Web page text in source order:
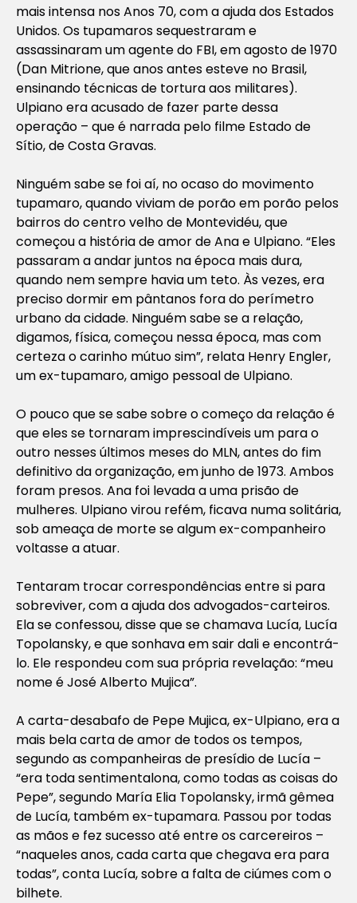
mais intensa nos Anos 70, com a ajuda dos Estados
Unidos. Os tupamaros sequestraram e
assassinaram um agente do FBI, em agosto de 1970
(Dan Mitrione, que anos antes esteve no Brasil,
ensinando técnicas de tortura aos militares).
Ulpiano era acusado de fazer parte dessa
operação – que é narrada pelo filme Estado de
Sítio, de Costa Gravas.
Ninguém sabe se foi aí, no ocaso do movimento
tupamaro, quando viviam de porão em porão pelos
bairros do centro velho de Montevidéu, que
começou a história de amor de Ana e Ulpiano. “Eles
passaram a andar juntos na época mais dura,
quando nem sempre havia um teto. Às vezes, era
preciso dormir em pântanos fora do perímetro
urbano da cidade. Ninguém sabe se a relação,
digamos, física, começou nessa época, mas com
certeza o carinho mútuo sim”, relata Henry Engler,
um ex-tupamaro, amigo pessoal de Ulpiano.
O pouco que se sabe sobre o começo da relação é
que eles se tornaram imprescindíveis um para o
outro nesses últimos meses do MLN, antes do fim
definitivo da organização, em junho de 1973. Ambos
foram presos. Ana foi levada a uma prisão de
mulheres. Ulpiano virou refém, ficava numa solitária,
sob ameaça de morte se algum ex-companheiro
voltasse a atuar.
Tentaram trocar correspondências entre si para
sobreviver, com a ajuda dos advogados-carteiros.
Ela se confessou, disse que se chamava Lucía, Lucía
Topolansky, e que sonhava em sair dali e encontrá-
lo. Ele respondeu com sua própria revelação: “meu
nome é José Alberto Mujica”.
A carta-desabafo de Pepe Mujica, ex-Ulpiano, era a
mais bela carta de amor de todos os tempos,
segundo as companheiras de presídio de Lucía –
“era toda sentimentalona, como todas as coisas do
Pepe”, segundo María Elia Topolansky, irmã gêmea
de Lucía, também ex-tupamara. Passou por todas
as mãos e fez sucesso até entre os carcereiros –
“naqueles anos, cada carta que chegava era para
todas”, conta Lucía, sobre a falta de ciúmes com o
bilhete.